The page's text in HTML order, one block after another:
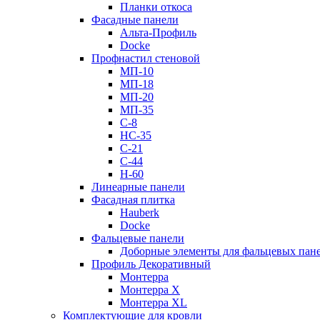
Планки откоса
Фасадные панели
Альта-Профиль
Docke
Профнастил стеновой
МП-10
МП-18
МП-20
МП-35
С-8
НС-35
С-21
С-44
Н-60
Линеарные панели
Фасадная плитка
Hauberk
Docke
Фальцевые панели
Доборные элементы для фальцевых
Профиль Декоративный
Монтерра
Монтерра X
Монтерра XL
Комплектующие для кровли